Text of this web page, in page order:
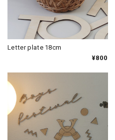
Letter plate 18cm
¥800